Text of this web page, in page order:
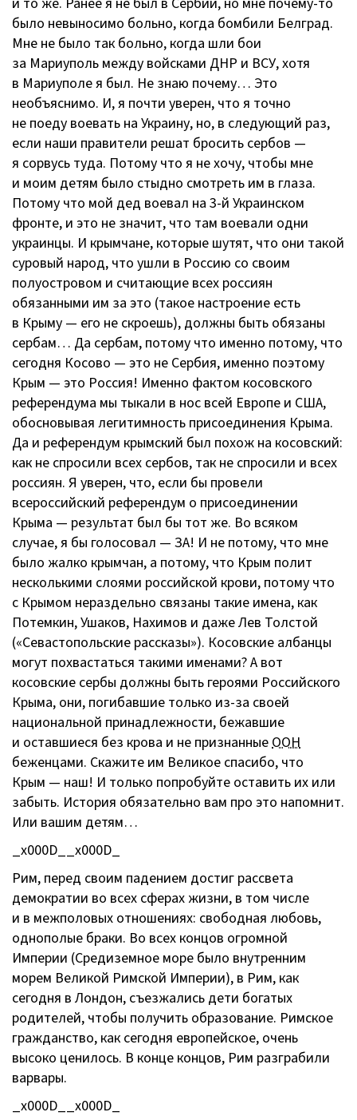
было невыносимо больно, когда бомбили Белград.
Мне не было так больно, когда шли бои
за Мариуполь между войсками ДНР и ВСУ, хотя
в Мариуполе я был. Не знаю почему… Это
необъяснимо. И, я почти уверен, что я точно
не поеду воевать на Украину, но, в следующий раз,
если наши правители решат бросить сербов —
я сорвусь туда. Потому что я не хочу, чтобы мне
и моим детям было стыдно смотреть им в глаза.
Потому что мой дед воевал на 3-й Украинском
фронте, и это не значит, что там воевали одни
украинцы. И крымчане, которые шутят, что они такой
суровый народ, что ушли в Россию со своим
полуостровом и считающие всех россиян
обязанными им за это (такое настроение есть
в Крыму — его не скроешь), должны быть обязаны
сербам… Да сербам, потому что именно потому, что
сегодня Косово — это не Сербия, именно поэтому
Крым — это Россия! Именно фактом косовского
референдума мы тыкали в нос всей Европе и США,
обосновывая легитимность присоединения Крыма.
Да и референдум крымский был похож на косовский:
как не спросили всех сербов, так не спросили и всех
россиян. Я уверен, что, если бы провели
всероссийский референдум о присоединении
Крыма — результат был бы тот же. Во всяком
случае, я бы голосовал — ЗА! И не потому, что мне
было жалко крымчан, а потому, что Крым полит
несколькими слоями российской крови, потому что
с Крымом нераздельно связаны такие имена, как
Потемкин, Ушаков, Нахимов и даже Лев Толстой
(«Севастопольские рассказы»). Косовские албанцы
могут похвастаться такими именами? А вот
косовские сербы должны быть героями Российского
Крыма, они, погибавшие только из-за своей
национальной принадлежности, бежавшие
и оставшиеся без крова и не признанныеООН
беженцами. Скажите им Великое спасибо, что
Крым — наш! И только попробуйте оставить их или
забыть. История обязательно вам про это напомнит.
Или вашим детям…
_x000D__x000D_
Рим, перед своим падением достиг рассвета
демократии во всех сферах жизни, в том числе
и в межполовых отношениях: свободная любовь,
однополые браки. Во всех концов огромной
Империи (Средиземное море было внутренним
морем Великой Римской Империи), в Рим, как
сегодня в Лондон, съезжались дети богатых
родителей, чтобы получить образование. Римское
гражданство, как сегодня европейское, очень
высоко ценилось. В конце концов, Рим разграбили
варвары.
_x000D__x000D_